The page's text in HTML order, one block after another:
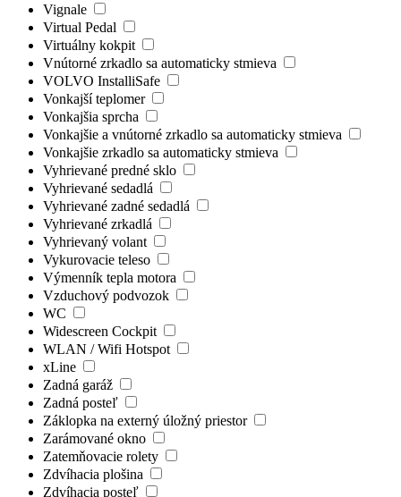
Vignale
Virtual Pedal
Virtuálny kokpit
Vnútorné zrkadlo sa automaticky stmieva
VOLVO InstalliSafe
Vonkajší teplomer
Vonkajšia sprcha
Vonkajšie a vnútorné zrkadlo sa automaticky stmieva
Vonkajšie zrkadlo sa automaticky stmieva
Vyhrievané predné sklo
Vyhrievané sedadlá
Vyhrievané zadné sedadlá
Vyhrievané zrkadlá
Vyhrievaný volant
Vykurovacie teleso
Výmenník tepla motora
Vzduchový podvozok
WC
Widescreen Cockpit
WLAN / Wifi Hotspot
xLine
Zadná garáž
Zadná posteľ
Záklopka na externý úložný priestor
Zarámované okno
Zatemňovacie rolety
Zdvíhacia plošina
Zdvíhacia posteľ